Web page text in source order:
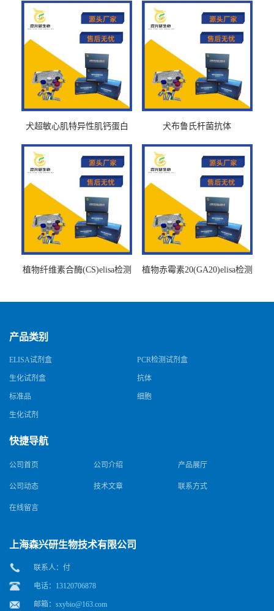
犬超敏心肌特异性肌钙蛋白
犬布鲁氏杆菌抗体
植物纤维素合酶(CS)elisa检测
植物赤霉素20(GA20)elisa检测
产品类别
ELISA试剂盒 PCR检测试剂盒
生化试剂盒 抗体
标准品 细胞
生化试剂
快捷导航
公司首页 公司介绍 产品展厅
公司动态 技术文章 联系方式
在线留言
上海森兴研生物技术有限公司
联系人：付
电话：13120706878
邮箱： sxybio@163.com